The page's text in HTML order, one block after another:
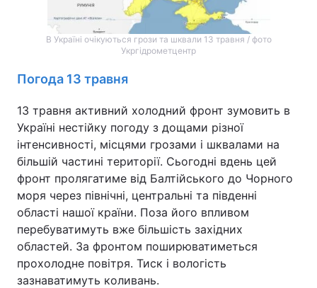
В Україні очікуються грози та шквали 13 травня / фото
Укргідрометцентр
Погода 13 травня
13 травня активний холодний фронт зумовить в
Україні нестійку погоду з дощами різної
інтенсивності, місцями грозами і шквалами на
більшій частині території. Сьогодні вдень цей
фронт пролягатиме від Балтійського до Чорного
моря через північні, центральні та південні
області нашої країни. Поза його впливом
перебуватимуть вже більшість західних
областей. За фронтом поширюватиметься
прохолодне повітря. Тиск і вологість
зазнаватимуть коливань.